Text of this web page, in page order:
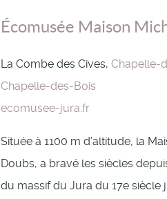
Écomusée Maison
La Combe des Cives, Chapelle-
Chapelle-des-Bois
ecomusee-jura.fr
Située à 1100 m d’altitude, la
Doubs, a bravé les siècles
du massif du Jura du 17e siècle